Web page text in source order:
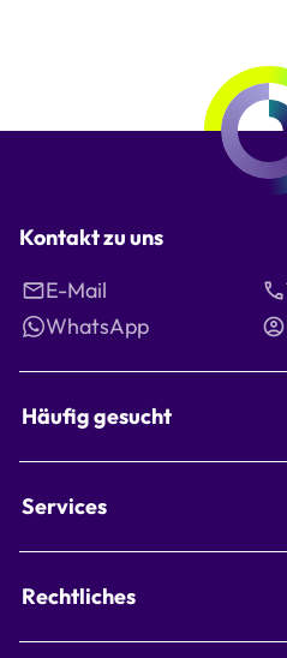
Kontakt zu uns
E-Mail
WhatsApp
Häufig gesucht
Services
Rechtliches